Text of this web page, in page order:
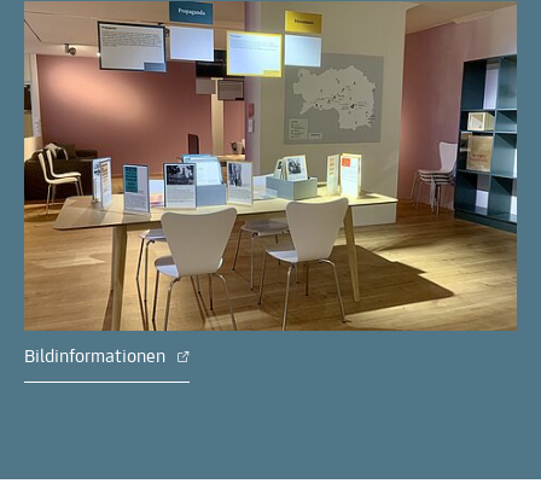
Bildinformationen